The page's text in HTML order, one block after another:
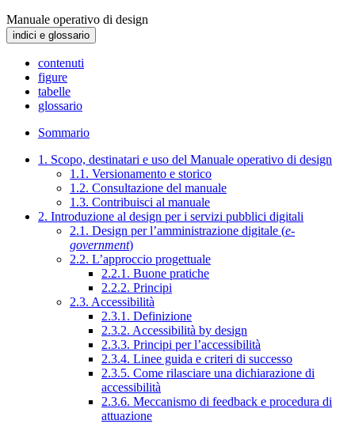
Manuale operativo di design
indici e glossario
contenuti
figure
tabelle
glossario
Sommario
1. Scopo, destinatari e uso del Manuale operativo di design
1.1. Versionamento e storico
1.2. Consultazione del manuale
1.3. Contribuisci al manuale
2. Introduzione al design per i servizi pubblici digitali
2.1. Design per l’amministrazione digitale (e-
government)
2.2. L’approccio progettuale
2.2.1. Buone pratiche
2.2.2. Principi
2.3. Accessibilità
2.3.1. Definizione
2.3.2. Accessibilità by design
2.3.3. Principi per l’accessibilità
2.3.4. Linee guida e criteri di successo
2.3.5. Come rilasciare una dichiarazione di
accessibilità
2.3.6. Meccanismo di feedback e procedura di
attuazione